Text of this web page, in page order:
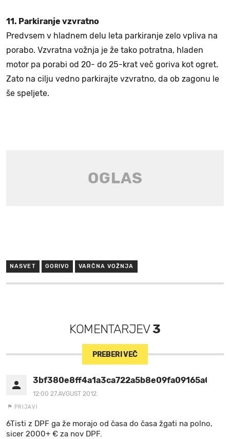
11. Parkiranje vzvratno
Predvsem v hladnem delu leta parkiranje zelo vpliva na
porabo. Vzvratna vožnja je že tako potratna, hladen
motor pa porabi od 20- do 25-krat več goriva kot ogret.
Zato na cilju vedno parkirajte vzvratno, da ob zagonu le
še speljete.
NASVET GORIVO VARČNA VOŽNJA
KOMENTARJEV3
PREBERI VEČ
12:00 27.AVGUST 2012.
PRIJAVI
6Tisti z DPF ga že morajo od časa do časa žgati na polno,
sicer 2000+ € za nov DPF.